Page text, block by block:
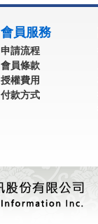
會員服務
申請流程
會員條款
授權費用
付款方式